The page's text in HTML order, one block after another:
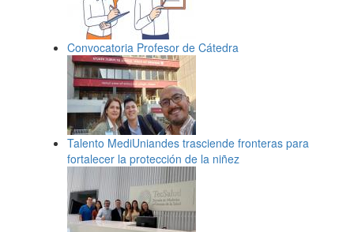
Convocatoria Profesor de Cátedra
Talento MediUniandes trasciende fronteras para
fortalecer la protección de la niñez